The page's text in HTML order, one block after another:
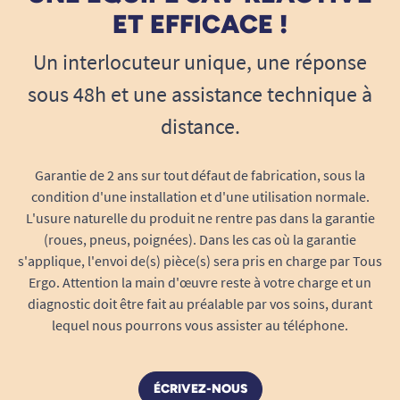
Vendus par deux, ils permettent de changer
simultanément les deux câbles
, pour un
freinage équilibré et fiable sur les deux côtés du
déambulateur.
Installation simple à domicile ou en
Pas besoin de compétence technique
avancée : le remplacement suit la
procédure indiquée dans le manuel du
déambulateur.
Lagaine pré-montéeprotège le câble
intérieur, assurant un glissement
impeccable sans point dur.
compatibilité avec toutes les tailles de
A. Anonymous
ET EFFICACE !
Un interlocuteur unique, une réponse
sous 48h et une assistance technique à
distance.
Garantie de 2 ans sur tout défaut de fabrication, sous la
condition d'une installation et d'une utilisation normale.
L'usure naturelle du produit ne rentre pas dans la garantie
(roues, pneus, poignées). Dans les cas où la garantie
s'applique, l'envoi de(s) pièce(s) sera pris en charge par Tous
Ergo. Attention la main d'œuvre reste à votre charge et un
diagnostic doit être fait au préalable par vos soins, durant
lequel nous pourrons vous assister au téléphone.
ÉCRIVEZ-NOUS